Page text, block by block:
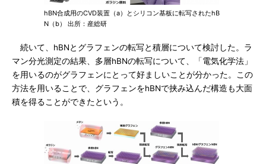
hBN合成用のCVD装置（a）とシリコン基板に転写されたhB
N（b） 出所：産総研
続いて、hBNとグラフェンの転写と積層について検討した。ラ
マン分光測定の結果、多層hBNの転写について、「電気化学法」
を用いるのがグラフェンにとって好ましいことが分かった。この
方法を用いることで、グラフェンをhBNで挟み込んだ構造も大面
積を得ることができたという。